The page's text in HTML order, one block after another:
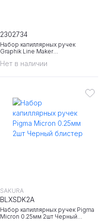
Нет в наличии
Набор капиллярных ручек
Graphik Line Maker
2302734
Набор капиллярных ручек Pigma
Micron 0.25мм 2шт Черный
SAKURA
BLXSDK2A